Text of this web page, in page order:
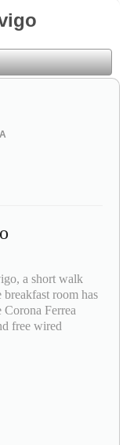
a short walk
room has
Ferrea
free wired